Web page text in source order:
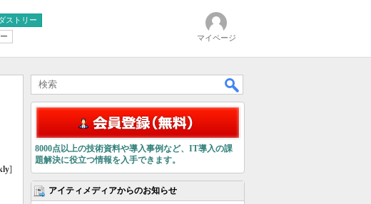
ストリー
マイページ
]
8000点以上の技術資料や導入事例など、IT導入の課
題解決に役立つ情報を入手できます。
アイティメディアからのお知らせ